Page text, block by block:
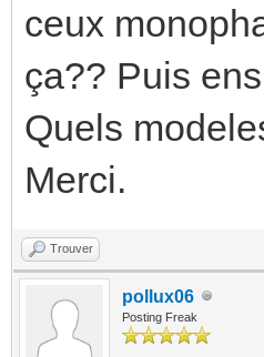
ceux
ça?? Puis
Quels
Merci.
Trouver
pollux06
Posting Freak